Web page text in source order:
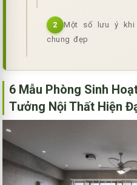
2
Một số lưu ý khi
chung đẹp
6 Mẫu Phòng Sinh
Tưởng Nội Thất Hiện